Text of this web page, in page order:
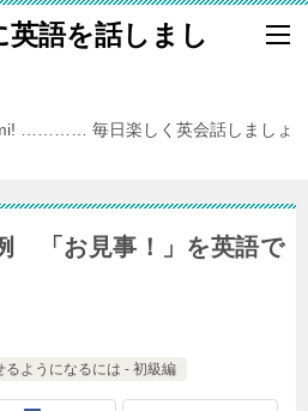
語を話しまし
………… 毎日楽しく英会話しましょ
「お見事！」を英語で
るようになるには - 初級編